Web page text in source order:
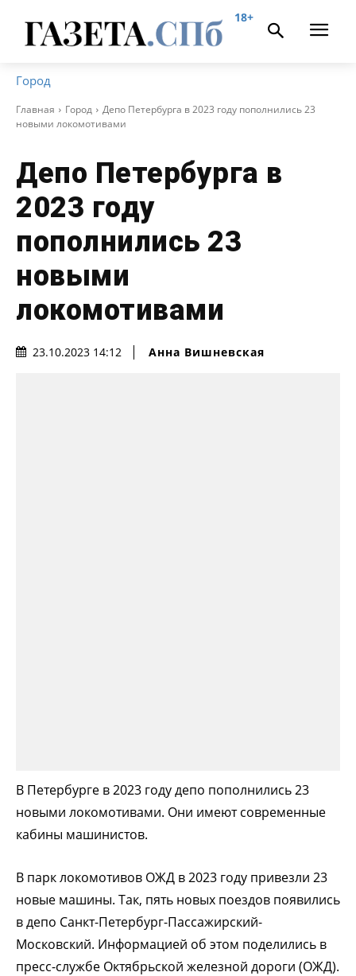
18+
Город
Главная Город
Депо Петербурга в 2023 году пополнились 23
новыми локомотивами
Депо Петербурга в
2023 году
пополнились 23
новыми
локомотивами
23.10.2023 14:12 Анна Вишневская
В Петербурге в 2023 году депо пополнились 23
новыми локомотивами. Они имеют современные
кабины машинистов.
В парк локомотивов ОЖД в 2023 году привезли 23
новые машины. Так, пять новых поездов появились
в депо Санкт-Петербург-Пассажирский-
Московский. Информацией об этом поделились в
пресс-службе Октябрьской железной дороги (ОЖД).